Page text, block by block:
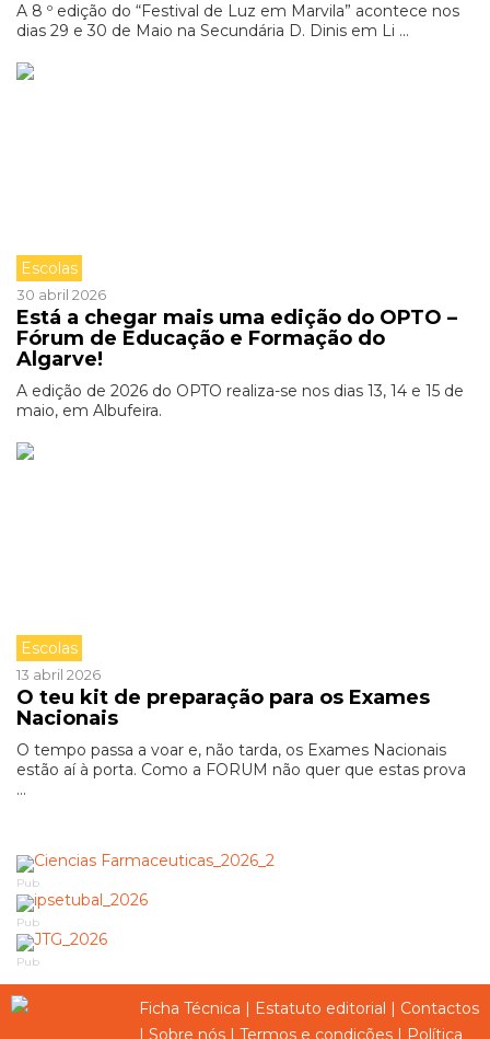
A 8 º edição do “Festival de Luz em Marvila” acontece nos
dias 29 e 30 de Maio na Secundária D. Dinis em Li ...
Escolas
30 abril 2026
Está a chegar mais uma edição do OPTO –
Fórum de Educação e Formação do
Algarve!
A edição de 2026 do OPTO realiza-se nos dias 13, 14 e 15 de
maio, em Albufeira.
Escolas
13 abril 2026
O teu kit de preparação para os Exames
Nacionais
O tempo passa a voar e, não tarda, os Exames Nacionais
estão aí à porta. Como a FORUM não quer que estas prova
...
Pub
Pub
Pub
Ficha Técnica | Estatuto editorial | Contactos
| Sobre nós | Termos e condições | Política